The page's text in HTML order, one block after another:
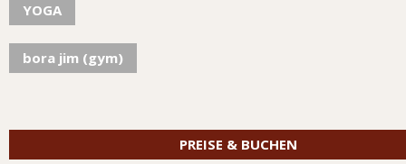
YOGA
bora jim (gym)
PREISE & BUCHEN